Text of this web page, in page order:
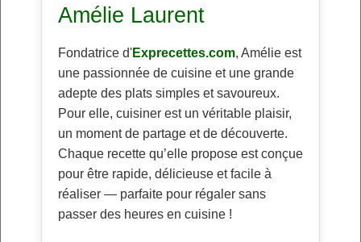
Amélie Laurent
Fondatrice d'Exprecettes.com, Amélie est
une passionnée de cuisine et une grande
adepte des plats simples et savoureux.
Pour elle, cuisiner est un véritable plaisir,
un moment de partage et de découverte.
Chaque recette qu’elle propose est conçue
pour être rapide, délicieuse et facile à
réaliser — parfaite pour régaler sans
passer des heures en cuisine !